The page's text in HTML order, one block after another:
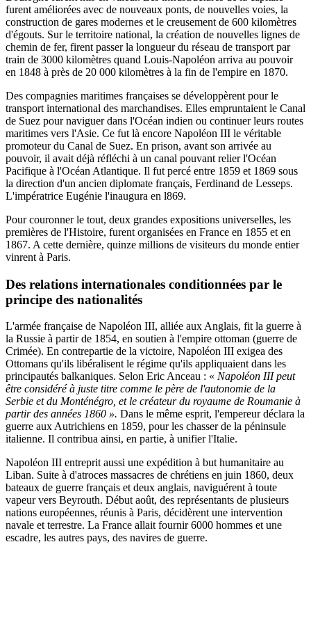
furent améliorées avec de nouveaux ponts, de nouvelles voies, la
construction de gares modernes et le creusement de 600 kilomètres
d'égouts. Sur le territoire national, la création de nouvelles lignes de
chemin de fer, firent passer la longueur du réseau de transport par
train de 3000 kilomètres quand Louis-Napoléon arriva au pouvoir
en 1848 à près de 20 000 kilomètres à la fin de l'empire en 1870.
Des compagnies maritimes françaises se développèrent pour le
transport international des marchandises. Elles empruntaient le Canal
de Suez pour naviguer dans l'Océan indien ou continuer leurs routes
maritimes vers l'Asie. Ce fut là encore Napoléon III le véritable
promoteur du Canal de Suez. En prison, avant son arrivée au
pouvoir, il avait déjà réfléchi à un canal pouvant relier l'Océan
Pacifique à l'Océan Atlantique. Il fut percé entre 1859 et 1869 sous
la direction d'un ancien diplomate français, Ferdinand de Lesseps.
L'impératrice Eugénie l'inaugura en l869.
Pour couronner le tout, deux grandes expositions universelles, les
premières de l'Histoire, furent organisées en France en 1855 et en
1867. A cette dernière, quinze millions de visiteurs du monde entier
vinrent à Paris.
Des relations internationales conditionnées par le
principe des nationalités
L'armée française de Napoléon III, alliée aux Anglais, fit la guerre à
la Russie à partir de 1854, en soutien à l'empire ottoman (guerre de
Crimée). En contrepartie de la victoire, Napoléon III exigea des
Ottomans qu'ils libéralisent le régime qu'ils appliquaient dans les
principautés balkaniques. Selon Eric Anceau : « Napoléon III peut
être considéré à juste titre comme le père de l'autonomie de la
Serbie et du Monténégro, et le créateur du royaume de Roumanie à
partir des années 1860 ». Dans le même esprit, l'empereur déclara la
guerre aux Autrichiens en 1859, pour les chasser de la péninsule
italienne. Il contribua ainsi, en partie, à unifier l'Italie.
Napoléon III entreprit aussi une expédition à but humanitaire au
Liban. Suite à d'atroces massacres de chrétiens en juin 1860, deux
bateaux de guerre français et deux anglais, naviguérent à toute
vapeur vers Beyrouth. Début août, des représentants de plusieurs
nations européennes, réunis à Paris, décidèrent une intervention
navale et terrestre. La France allait fournir 6000 hommes et une
escadre, les autres pays, des navires de guerre.